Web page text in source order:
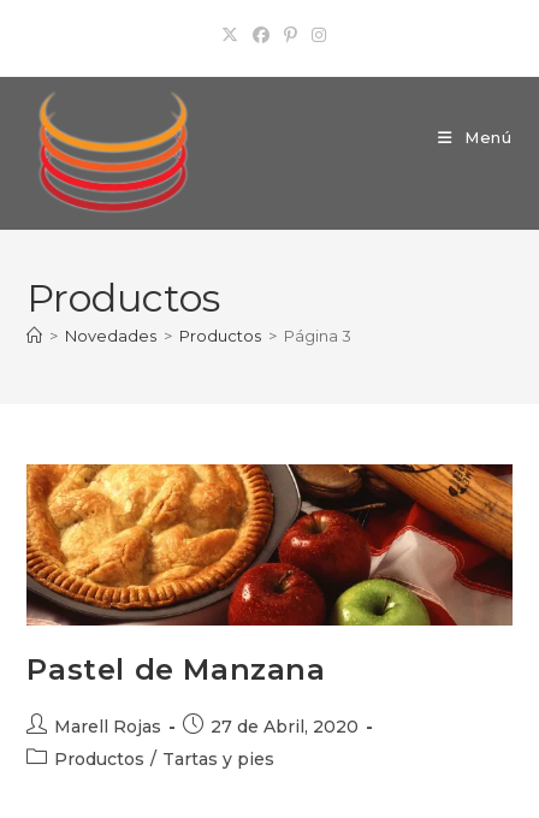
contenido
Menú
Productos
> Novedades > Productos > Página 3
Pastel de Manzana
Autor
de
Marell Rojas
Publicación
de
27 de Abril, 2020
Categoría
Productos / Tartas y pies